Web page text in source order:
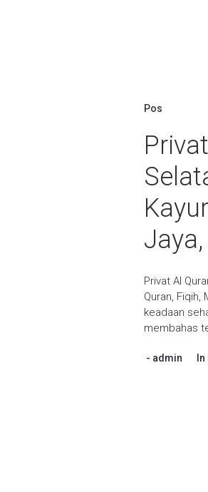
Pos
Privat Al
Quran, Fiqih,
keadaan
membahas
admin In